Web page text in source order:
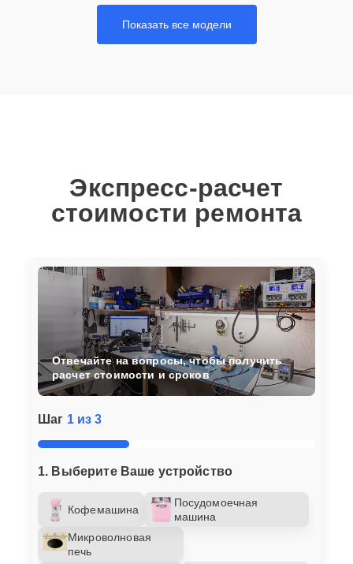
Показать все модели
Экспресс-расчет
стоимости ремонта
Шаг 1 из 3
1. Выберите Ваше устройство
Кофемашина
Посудомоечная
машина
Микроволновая
печь
Отвечайте на вопросы, чтобы получить
расчет стоимости и сроков